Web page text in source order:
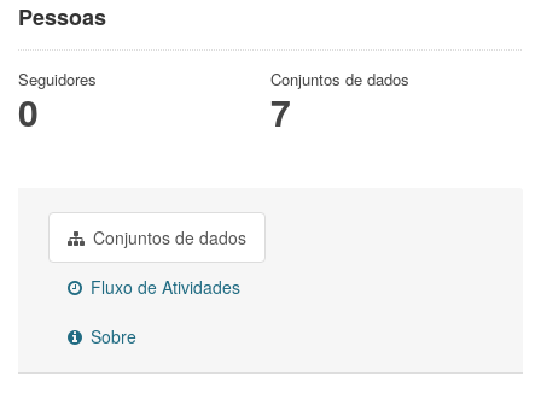
Pessoas
Seguidores
0
Conjuntos de dados
7
Conjuntos de dados
Fluxo de Atividades
Sobre